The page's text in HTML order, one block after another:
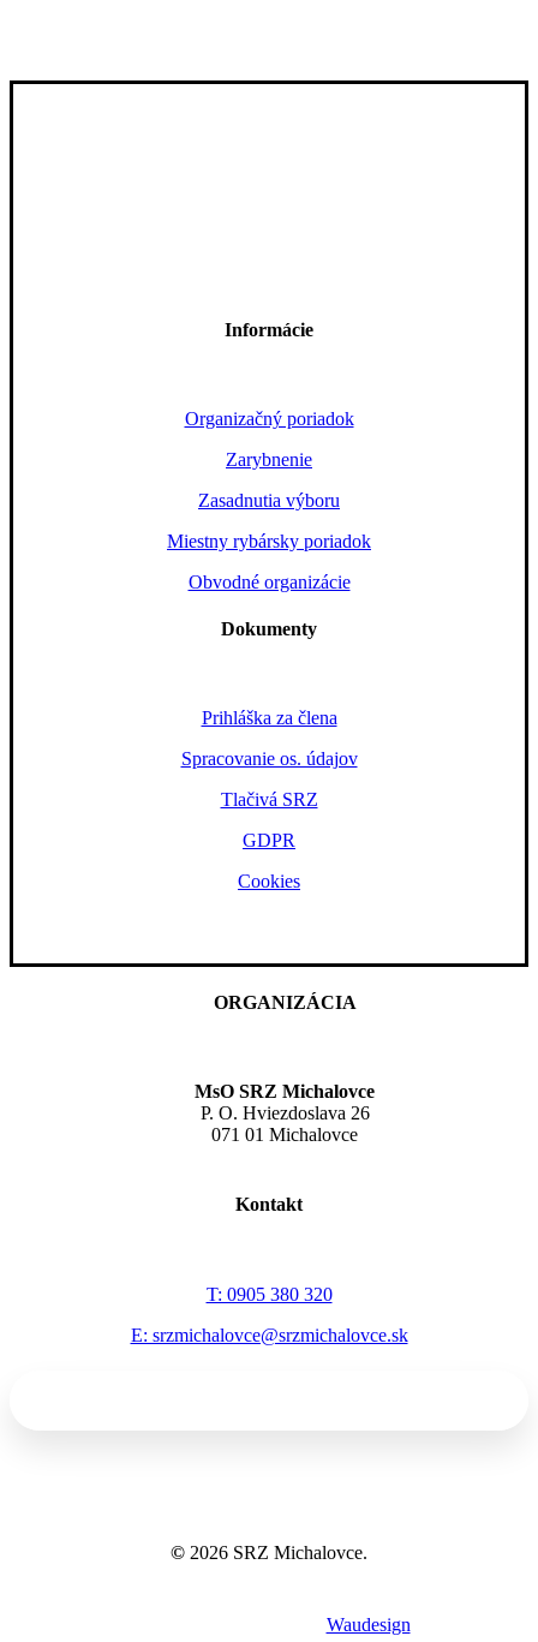
Informácie
Organizačný poriadok
Zarybnenie
Zasadnutia výboru
Miestny rybársky poriadok
Obvodné organizácie
Dokumenty
Prihláška za člena
Spracovanie os. údajov
Tlačivá SRZ
GDPR
Cookies
ORGANIZÁCIA
MsO SRZ Michalovce
P. O. Hviezdoslava 26
071 01 Michalovce
Kontakt
T: 0905 380 320
E: srzmichalovce@srzmichalovce.sk
© 2026 SRZ Michalovce.
Waudesign